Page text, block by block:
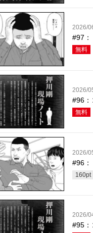
2026/
#97
無料
2026/
#96：
無料
2026/
#96
160pt
2026/
#95：